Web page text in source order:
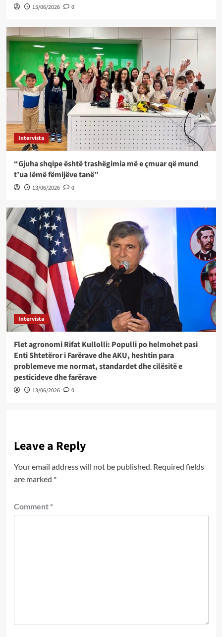
15/06/2026 0
Intervista
“Gjuha shqipe është trashëgimia më e çmuar që mund
t’ua lëmë fëmijëve tanë”
13/06/2026 0
Intervista
Flet agronomi Rifat Kullolli: Populli po helmohet pasi
Enti Shtetëror i Farërave dhe AKU, heshtin para
problemeve me normat, standardet dhe cilësitë e
pesticideve dhe farërave
13/06/2026 0
Leave a Reply
Your email address will not be published. Required fields
are marked *
Comment *